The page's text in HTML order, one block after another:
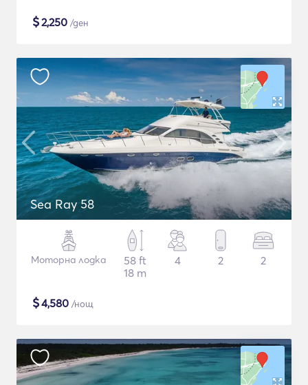
$2,250 /ден
Sea Ray 58
Моторна лодка
58 ft
18 m
4 2 2
$4,580 /нощ